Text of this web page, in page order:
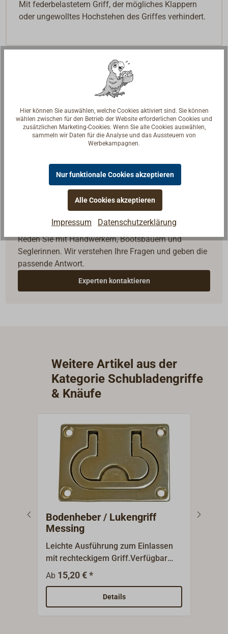
Mit federbelastetem Griff, der mögliches Klappern
oder ungewolltes Hochstehen des Griffes verhindert.
Fragen zum Artikel?
Reden Sie mit Handwerkern, Bootsbauern und
Seglerinnen. Wir verstehen Ihre Fragen und geben die
passende Antwort.
Experten kontaktieren
Weitere Artikel aus der
Kategorie Schubladengriffe
& Knäufe
Bodenheber / Lukengriff
Messing
Leichte Ausführung zum Einlassen
mit rechteckigem Griff.Verfügbar
aus Messing poliert oder verchromt.
Ab 15,20 € *
Details
Hier können Sie auswählen, welche Cookies aktiviert sind. Sie können
wählen zwischen für den Betrieb der Website erforderlichen Cookies und
zusätzlichen Marketing-Cookies. Wenn Sie alle Cookies auswählen,
sammeln wir Daten für die Analyse und das Aussteuern von
Werbekampagnen.
Nur funktionale Cookies akzeptieren
Alle Cookies akzeptieren
Impressum Datenschutzerklärung